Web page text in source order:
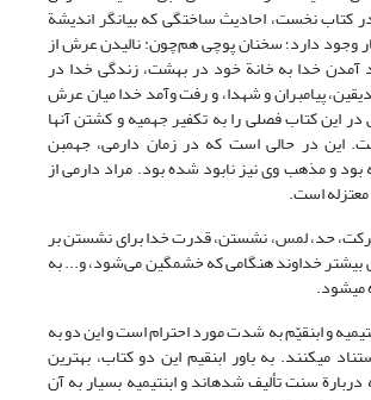
کتاب نخست،‌ احادیث ساختگی که بیانگر اندیشة
وجود دارد؛ سخنان پوچی هم‌چون: نالیدن عرش از
آمدن خدا به خانة خود در بهشت، زندگی خدا در
پیامبران و شهدا، و رفت وآمد خدا میان عرش
کتاب فصلی را به تکفیر جهمیه و کشتن آنها
این در حالی است که در زمان دارمی، جهم‏بن
بود و مذهب وی نیز نابود شده بود. مراد دارمی از
معتزله است.
حد، لمس، نشستن، قدرت خدا برای نشستن بر
خداوند هنگامی که خشمگین می‌شود، و... به
می‏شود.
و ابن‏قیّم به ‌شدت مورد احترام است و این دو به
می‏کنند. به باور ابن‏قیم این دو کتاب، بهترین
سنت تألیف شده‏اند و ابن‏تیمیه بسیار به آن